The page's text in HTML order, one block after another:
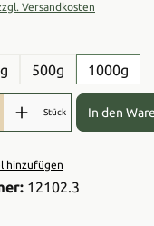
Versandkosten
500g 1000g
Gib den
Stück In den
hinzufügen
12102.3